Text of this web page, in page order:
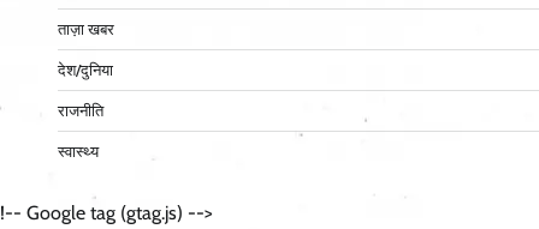
ताज़ा खबर
देश/दुनिया
राजनीति
स्वास्थ्य
!-- Google tag (gtag.js) -->